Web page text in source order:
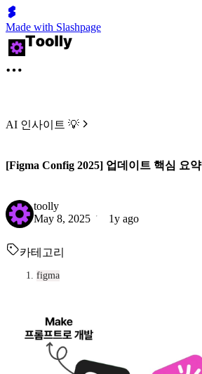
Made with Slashpage
AI 인사이트 💡
[Figma Config 2025] 업데이트 핵심 요약
toolly
May 8, 2025
1y ago
카테고리
figma